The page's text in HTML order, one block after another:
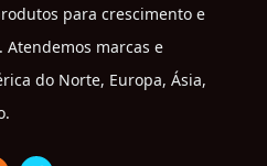
para crescimento e
Atendemos marcas e
do Norte, Europa, Ásia,